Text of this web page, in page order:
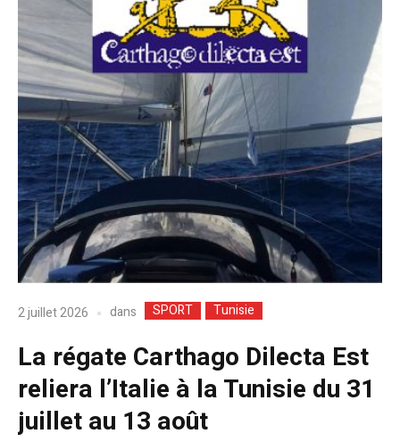
2 juillet 2026 dans SPORT Tunisie
La régate Carthago Dilecta Est
reliera l’Italie à la Tunisie du 31
juillet au 13 août